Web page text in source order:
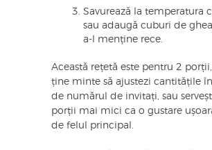
Savurează la temperatura
sau adaugă cuburi de
a-l menține rece.
Această rețetă este pentru 2 porții,
ține minte să ajustezi cantitățile
de numărul de invitați, sau
porții mai mici ca o gustare
de felul principal.